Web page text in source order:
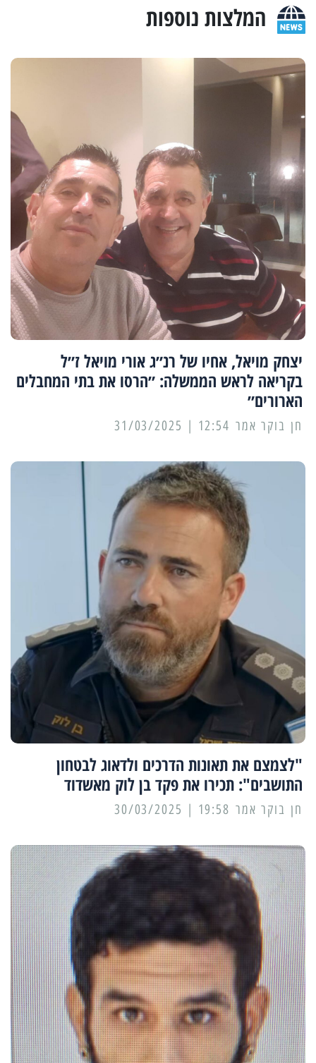
המלצות נוספות
יצחק מויאל, אחיו של רנ״ג אורי מויאל ז״ל
בקריאה לראש הממשלה: ״הרסו את בתי המחבלים
הארורים״
12:54 | 31/03/2025
"לצמצם את תאונות הדרכים ולדאוג לבטחון
התושבים": תכירו את פקד בן לוק מאשדוד
19:58 | 30/03/2025